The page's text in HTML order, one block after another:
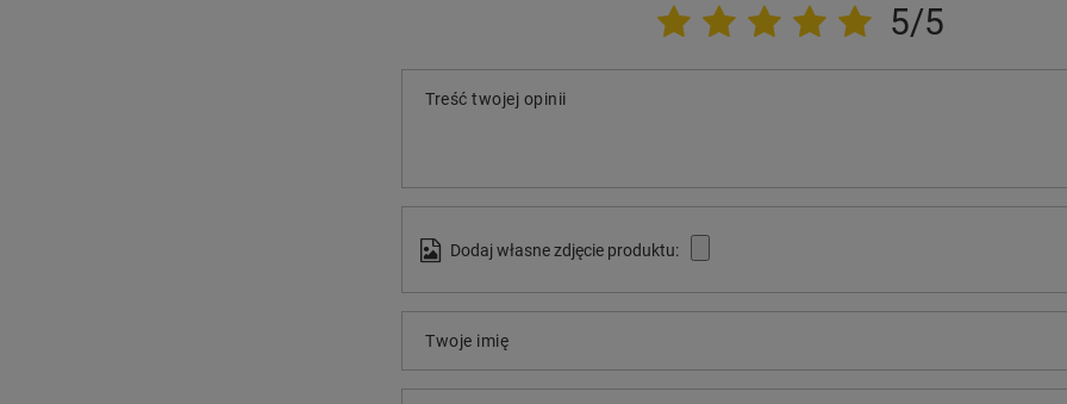
5/5
Treść twojej opinii
Dodaj własne zdjęcie produktu:
Twoje imię